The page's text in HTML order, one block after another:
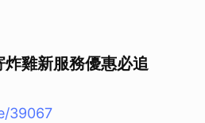
雞新服務優惠必追
39067